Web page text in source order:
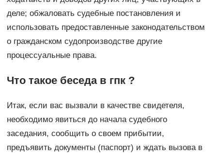
деле; обжаловать судебные постановления и
использовать предоставленные законодательством
о гражданском судопроизводстве другие
процессуальные права.
Что такое беседа в гпк ?
Итак, если вас вызвали в качестве свидетеля,
необходимо явиться до начала судебного
заседания, сообщить о своем прибытии,
предъявить документы (паспорт) и ждать вызова в